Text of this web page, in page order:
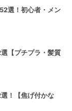
選！初心者・メン
【プチプラ・髪質
！【焦げ付かな